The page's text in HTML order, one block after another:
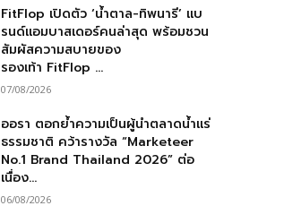
FitFlop เปิดตัว ‘น้ำตาล-ทิพนารี’ แบ
รนด์แอมบาสเดอร์คนล่าสุด พร้อมชวน
สัมผัสความสบายของ
รองเท้า FitFlop ...
07/08/2026
ออรา ตอกย้ำความเป็นผู้นำตลาดน้ำแร่
ธรรมชาติ คว้ารางวัล “Marketeer
No.1 Brand Thailand 2026” ต่อ
เนื่อง...
06/08/2026